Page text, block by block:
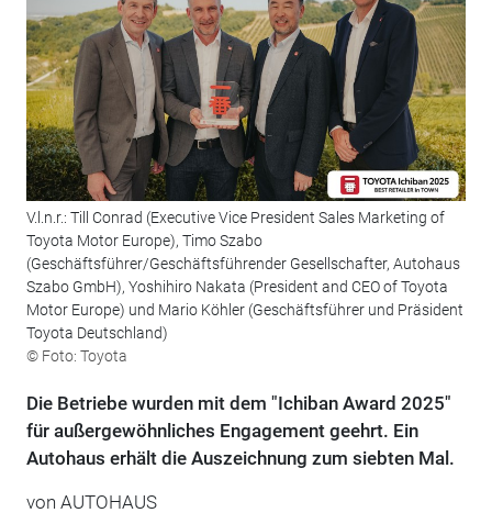
V.l.n.r.: Till Conrad (Executive Vice President Sales Marketing of
Toyota Motor Europe), Timo Szabo
(Geschäftsführer/Geschäftsführender Gesellschafter, Autohaus
Szabo GmbH), Yoshihiro Nakata (President and CEO of Toyota
Motor Europe) und Mario Köhler (Geschäftsführer und Präsident
Toyota Deutschland)
© Foto: Toyota
Die Betriebe wurden mit dem "Ichiban Award 2025"
für außergewöhnliches Engagement geehrt. Ein
Autohaus erhält die Auszeichnung zum siebten Mal.
von AUTOHAUS